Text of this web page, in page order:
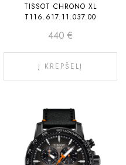
TISSOT CHRONO XL
T116.617.11.037.00
440 €
Į KREPŠELĮ